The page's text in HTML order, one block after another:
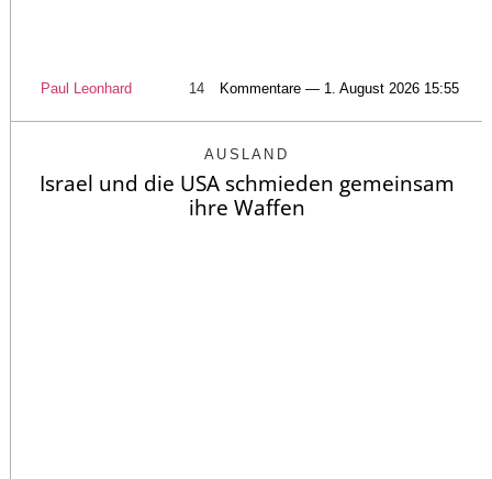
Paul Leonhard 14 Kommentare — 1. August 2026 15:55
AUSLAND
Israel und die USA schmieden gemeinsam
ihre Waffen